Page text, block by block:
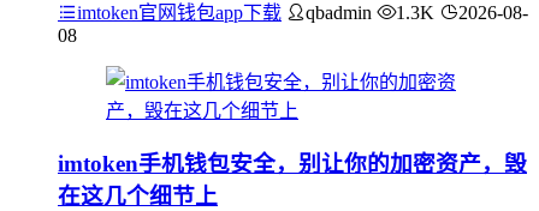
imtoken官网钱包app下载 qbadmin 1.3K
2026-08-
08
imtoken手机钱包安全，别让你的加密资产，毁
在这几个细节上